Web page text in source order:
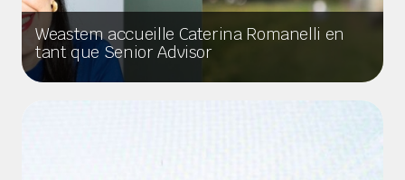
Weastem accueille Caterina Romanelli en
tant que Senior Advisor